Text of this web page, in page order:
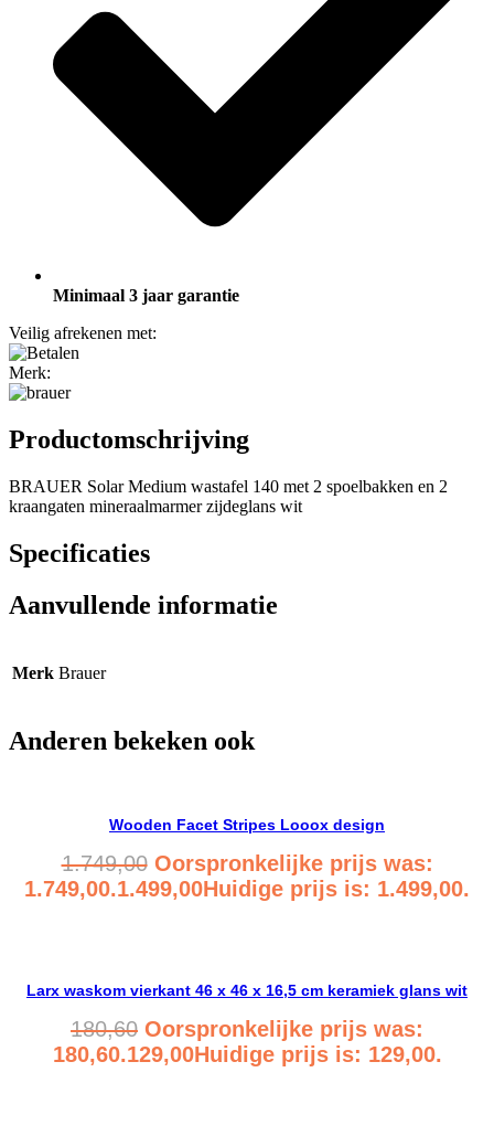
Minimaal 3 jaar garantie
Veilig afrekenen met:
Merk:
Productomschrijving
BRAUER Solar Medium wastafel 140 met 2 spoelbakken en 2
kraangaten mineraalmarmer zijdeglans wit
Specificaties
Aanvullende informatie
Merk Brauer
Anderen bekeken ook
Wooden Facet Stripes Looox design
1.749,00 Oorspronkelijke prijs was:
1.749,00.1.499,00Huidige prijs is: 1.499,00.
Larx waskom vierkant 46 x 46 x 16,5 cm keramiek glans wit
180,60 Oorspronkelijke prijs was:
180,60.129,00Huidige prijs is: 129,00.